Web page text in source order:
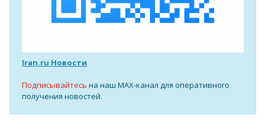
Iran.ru Новости
Подписывайтесь на наш MAX-канал для оперативного
получения новостей.